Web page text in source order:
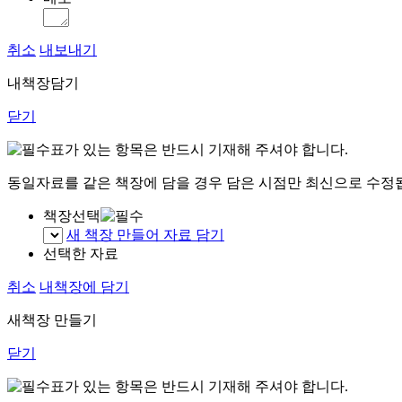
취소 내보내기
내책장담기
닫기
표가 있는 항목은 반드시 기재해 주셔야 합니다.
동일자료를 같은 책장에 담을 경우 담은 시점만 최신으로 수정
책장선택
새 책장 만들어 자료 담기
선택한 자료
취소 내책장에 담기
새책장 만들기
닫기
표가 있는 항목은 반드시 기재해 주셔야 합니다.